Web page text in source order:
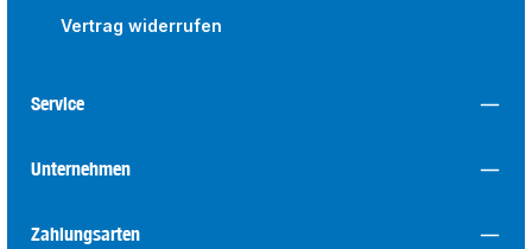
Vertrag widerrufen
Service
Unternehmen
Zahlungsarten